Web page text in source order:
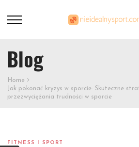
Blog
Home
Jak pokonać kryzys w sporcie: Skuteczne
przezwyciężania trudności w sporcie
FITNESS I SPORT